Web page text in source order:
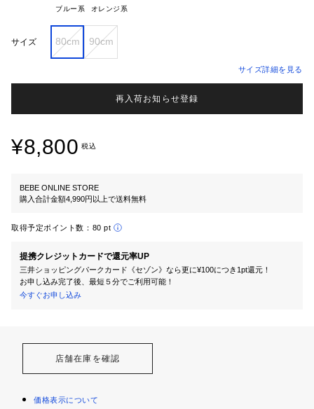
ブルー系 オレンジ系
サイズ 80cm 90cm
サイズ詳細を見る
再入荷お知らせ登録
¥8,800 税込
BEBE ONLINE STORE
購入合計金額4,990円以上で送料無料
取得予定ポイント数： 80 pt
提携クレジットカードで還元率UP
三井ショッピングパークカード《セゾン》なら更に¥100につき1pt還元！
お申し込み完了後、最短５分でご利用可能！
今すぐお申し込み
店舗在庫を確認
価格表示について